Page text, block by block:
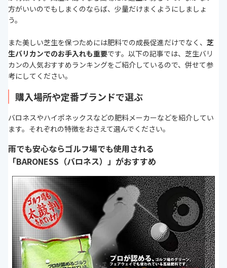
方がいいのでもしまくのならば、少量だけまくようにしましょ
う。
また美しい芝生を保つためには肥料での成長促進だけでなく、 芝
生バリカンでのお手入れも重要です。以下の記事では、芝生バリ
カンの人気おすすめランキングをご紹介しているので、併せて参
考にしてください。
購入場所や定番ブランドで選ぶ
バロネスやハイポネックスなどの肥料メーカーなどを紹介してい
ます。それぞれの特徴をおさえて選んでください。
雨でも安心ならゴルフ場でも使用される
「BARONESS（バロネス）」がおすすめ